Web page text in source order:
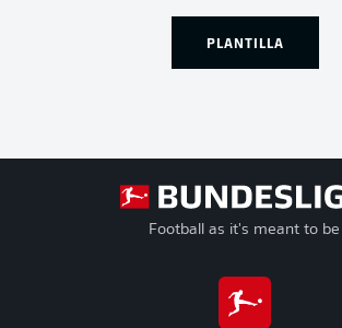
PLANTILLA
Football as it's meant to be